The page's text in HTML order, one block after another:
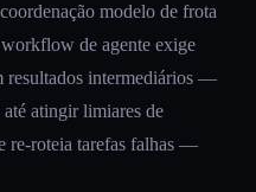
modelo de frota
workflow de agente exige
resultados intermediários —
até atingir limiares de
re-roteia tarefas falhas —